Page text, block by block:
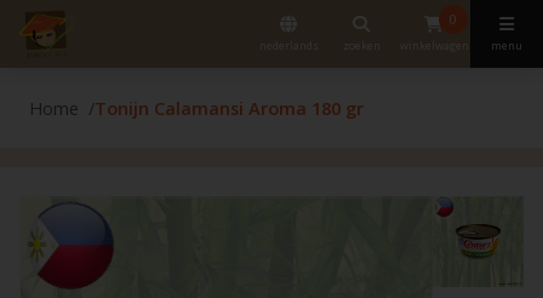
nederlands zoeken
0
winkelwagen menu
Home Tonijn Calamansi Aroma 180 gr